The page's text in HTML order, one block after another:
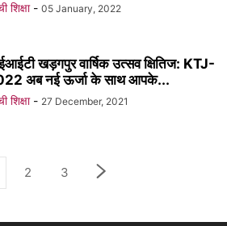
शिक्षा - 05 January, 2022
खड़गपुर वार्षिक उत्सव क्षितिज: KTJ-
अब नई ऊर्जा के साथ आपके...
शिक्षा - 27 December, 2021
2 3